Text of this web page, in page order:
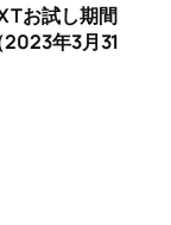
お試し期間
年3月31